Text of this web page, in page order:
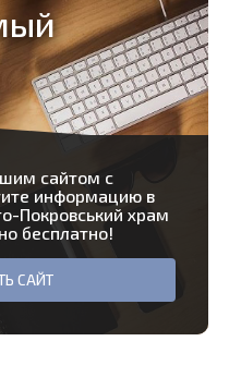
сайтом с
информацию в
Покровський храм
бесплатно!
САЙТ